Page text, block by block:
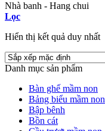
Nhà banh - Hang chui
Lọc
Hiển thị kết quả duy nhất
Danh mục sản phẩm
Bàn ghế mầm non
Bảng biểu mầm non
Bập bênh
Bồn cát